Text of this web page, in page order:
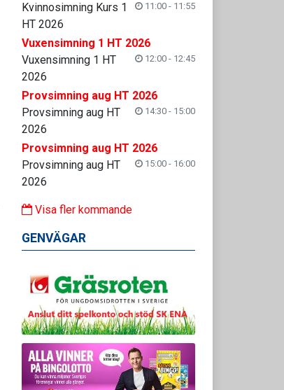
11:00 - 11:55
Kvinnosimning Kurs 1
HT 2026
Vuxensimning 1 HT 2026
12:00 - 12:45
Vuxensimning 1 HT
2026
Provsimning aug HT 2026
14:30 - 15:00
Provsimning aug HT
2026
Provsimning aug HT 2026
15:00 - 16:00
Provsimning aug HT
2026
Visa fler kommande
GENVÄGAR